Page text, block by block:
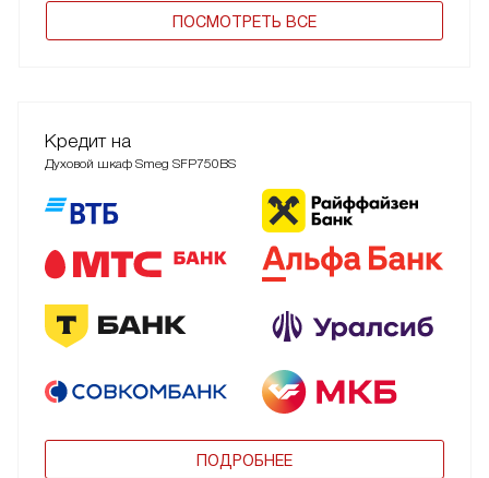
ПОCМОТРЕТЬ ВСЕ
Кредит на
Духовой шкаф Smeg SFP750BS
ПОДРОБНЕЕ